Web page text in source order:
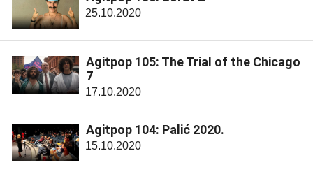
25.10.2020
Agitpop 105: The Trial of the Chicago
7
17.10.2020
Agitpop 104: Palić 2020.
15.10.2020